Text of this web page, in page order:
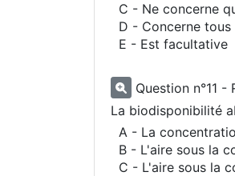
C - Ne concerne
D - Concerne
E - Est facultative
Question n°11 -
La biodisponibilité
A - La
B - L'aire sous la
C - L'aire sous la